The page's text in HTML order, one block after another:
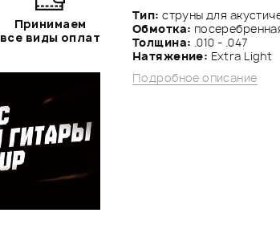
Тип: струны для
Обмотка:
Толщина: .010 - .047
Натяжение: Extra Light
Подробное описание
Принимаем
все виды оплат